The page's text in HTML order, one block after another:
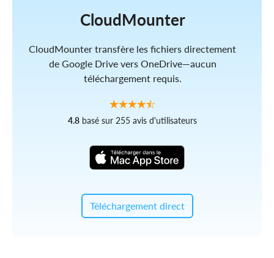
CloudMounter
CloudMounter transfère les fichiers directement
de Google Drive vers OneDrive—aucun
téléchargement requis.
4.8 basé sur 255 avis d'utilisateurs
Téléchargement direct